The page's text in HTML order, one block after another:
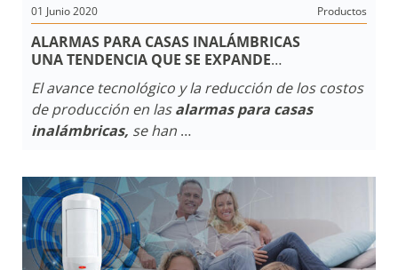
01 Junio 2020 Productos
ALARMAS PARA CASAS INALÁMBRICAS
UNA TENDENCIA QUE SE EXPANDE
POR EL DISTANCIAMIENTO SOCIAL
El avance tecnológico y la reducción de los costos
de producción en lasalarmas para casas
inalámbricas, se han
facilidad y funcionalidades en lainstalación,
considerando además,
que cobra mayor importancia la reducción en el
tiempo de trabajo en épocas de distanciamiento
social.